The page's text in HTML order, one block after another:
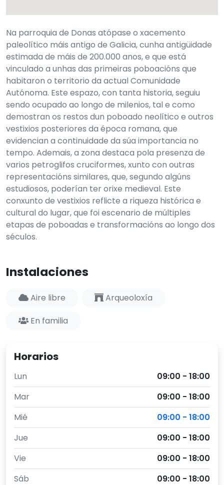
Na parroquia de Donas atópase o xacemento
paleolítico máis antigo de Galicia, cunha antigüidade
estimada de máis de 200.000 anos, e que está
vinculado a unhas das primeiras poboacións que
habitaron o territorio da actual Comunidade
Autónoma. Este espazo, con tanta historia, seguiu
sendo ocupado ao longo de milenios, tal e como
demostran os restos dun poboado neolítico e outros
vestixios posteriores da época romana, que
evidencian a continuidade da súa importancia no
tempo. Ademais, a zona destaca pola presenza de
varios petroglifos cruciformes, xunto con outras
representacións similares, que, segundo algúns
estudiosos, poderían ter orixe medieval. Este
conxunto de vestixios reflicte a riqueza histórica e
cultural do lugar, que foi escenario de múltiples
etapas de poboadas e transformacións ao longo dos
séculos.
Instalaciones
Aire libre
Arqueoloxía
En familia
Horarios
Lun
09:00 - 18:00
Mar
09:00 - 18:00
Mié
09:00 - 18:00
Jue
09:00 - 18:00
Vie
09:00 - 18:00
Sáb
09:00 - 18:00